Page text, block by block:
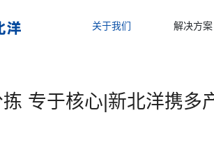
关于我们 解决方案
专于核心|新北洋携多